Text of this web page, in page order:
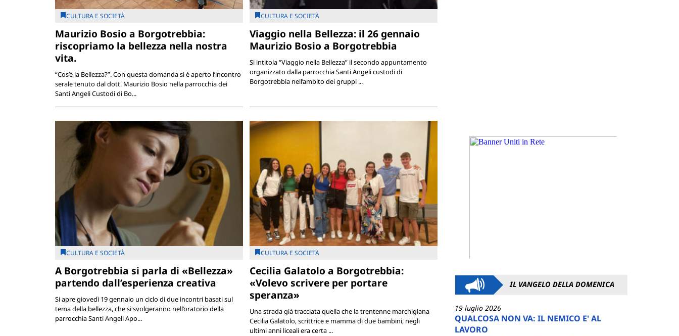
CULTURA E SOCIETÀ
Maurizio Bosio a Borgotrebbia:
riscopriamo la bellezza nella nostra
vita.
“Cos’è la Bellezza?”. Con questa domanda si è aperto l’incontro
serale tenuto dal dott. Maurizio Bosio nella parrocchia dei
Santi Angeli Custodi di Bo...
CULTURA E SOCIETÀ
Viaggio nella Bellezza: il 26 gennaio
Maurizio Bosio a Borgotrebbia
Si intitola “Viaggio nella Bellezza” il secondo appuntamento
organizzato dalla parrocchia Santi Angeli custodi di
Borgotrebbia nell’ambito dei gruppi ...
CULTURA E SOCIETÀ
A Borgotrebbia si parla di «Bellezza»
partendo dall’esperienza creativa
Si apre giovedì 19 gennaio un ciclo di due incontri basati sul
tema della bellezza, che si svolgeranno nell’oratorio della
parrocchia Santi Angeli Apo...
CULTURA E SOCIETÀ
Cecilia Galatolo a Borgotrebbia:
«Volevo scrivere per portare
speranza»
Una strada già tracciata quella che la trentenne marchigiana
Cecilia Galatolo, scrittrice e mamma di due bambini, negli
ultimi anni liceali era certa ...
IL VANGELO DELLA DOMENICA
19 luglio 2026
QUALCOSA NON VA: IL NEMICO E' AL
LAVORO